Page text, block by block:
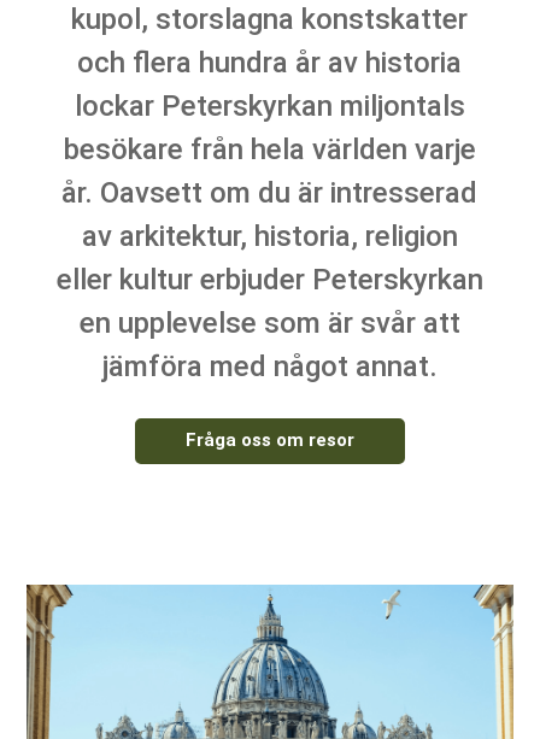
kupol, storslagna konstskatter
och flera hundra år av historia
lockar Peterskyrkan miljontals
besökare från hela världen varje
år. Oavsett om du är intresserad
av arkitektur, historia, religion
eller kultur erbjuder Peterskyrkan
en upplevelse som är svår att
jämföra med något annat.
Fråga oss om resor